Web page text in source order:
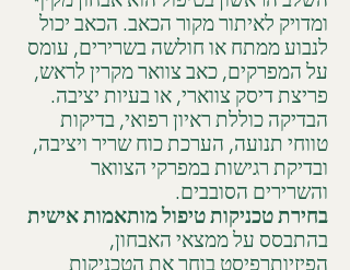
ומדויק לאיתור מקור הכאב. הכאב יכול
לנבוע ממתח או חולשה בשרירים, עומס
על המפרקים, כאב צוואר מקרין לראש,
פריצת דיסק צווארי, או בעיות יציבה.
הבדיקה כוללת ראיון רפואי, בדיקות
טווחי תנועה, הערכת כוח שריר ויציבה,
ובדיקת רגישות במפרקי הצוואר
והשרירים הסובבים.
בחירת טכניקות טיפול מותאמות אישית
בהתבסס על ממצאי האבחון,
הפיזיותרפיסט בוחר את הטכניקות